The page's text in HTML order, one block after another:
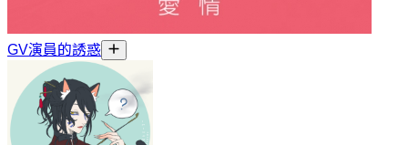
GV演員的誘惑